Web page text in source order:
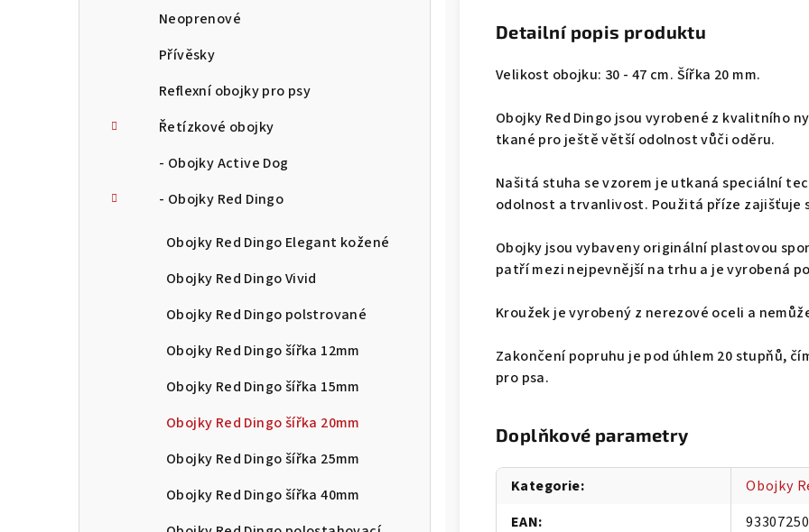
Neoprenové
Přívěsky
Reflexní obojky pro psy
Řetízkové obojky
- Obojky Active Dog
- Obojky Red Dingo
Obojky Red Dingo Elegant kožené
Obojky Red Dingo Vivid
Obojky Red Dingo polstrované
Obojky Red Dingo šířka 12mm
Obojky Red Dingo šířka 15mm
Obojky Red Dingo šířka 20mm
Obojky Red Dingo šířka 25mm
Obojky Red Dingo šířka 40mm
Detailní popis produktu
Velikost obojku: 30 - 47 cm. Šířka 20 mm.
Obojky Red Dingo jsou vyrobené z kvalitního
tkané pro ještě větší odolnost vůči oděru.
Našitá stuha se vzorem je utkaná speciální
odolnost a trvanlivost. Použitá příze zajišťuje
Obojky jsou vybaveny originální plastovou
patří mezi nejpevnější na trhu a je vyrobená
Kroužek je vyrobený z nerezové oceli a
Zakončení popruhu je pod úhlem 20 stupňů,
pro psa.
Doplňkové parametry
Kategorie:
Obojky
EAN: